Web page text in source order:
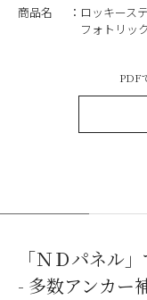
商品名
ロッキース
フォトリッ
PDF
「ＮＤパネル
- 多数アンカ